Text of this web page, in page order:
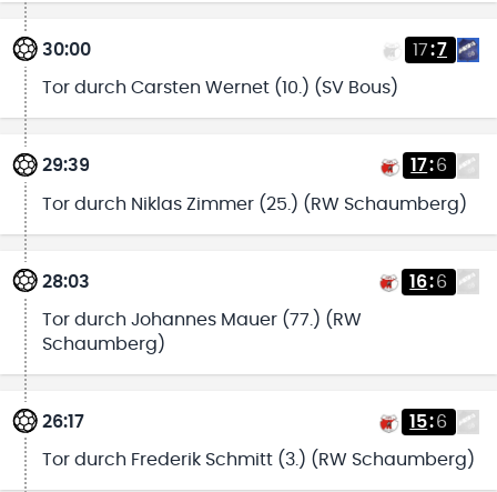
30:00 17:7
Tor durch Carsten Wernet (10.) (SV Bous)
29:39 17:6
Tor durch Niklas Zimmer (25.) (RW Schaumberg)
28:03 16:6
Tor durch Johannes Mauer (77.) (RW
Schaumberg)
26:17 15:6
Tor durch Frederik Schmitt (3.) (RW Schaumberg)